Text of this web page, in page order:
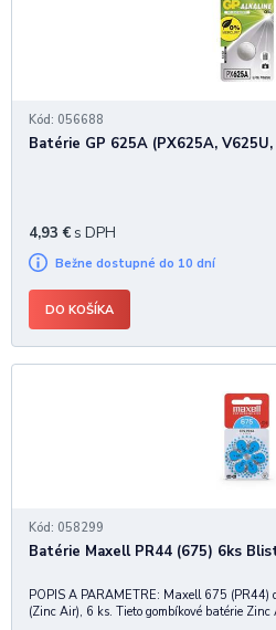
Kód: 056688
Batérie GP 625A (PX625A,
4,93 € s DPH
Bežne dostupné do 10 dní
DO KOŠÍKA
Kód: 058299
Batérie Maxell PR44 (675) 6ks
POPIS A PARAMETRE: Maxell 675
(Zinc Air), 6 ks. Tieto gombíkové batérie